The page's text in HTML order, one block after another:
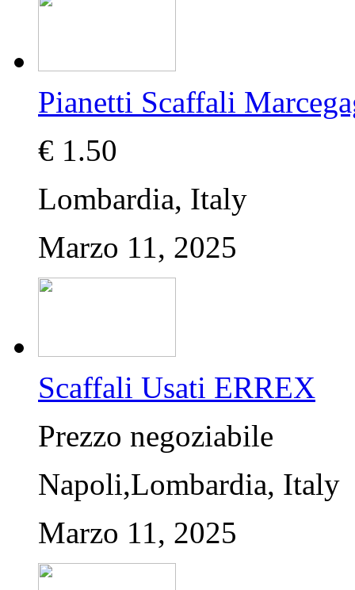
Pianetti Scaffali
€ 1.50
Lombardia, Italy
Marzo 11, 2025
Scaffali Usati ERREX
Prezzo negoziabile
Napoli,Lombardia, Italy
Marzo 11, 2025